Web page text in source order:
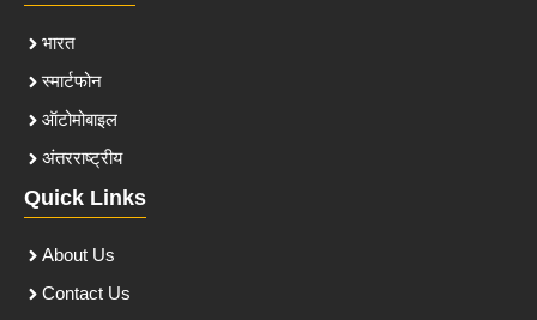
भारत
स्मार्टफोन
ऑटोमोबाइल
अंतरराष्ट्रीय
Quick Links
About Us
Contact Us